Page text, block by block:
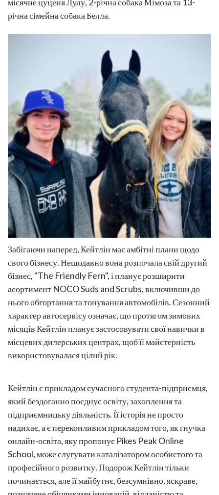
річна сімейна собака Белла.
Забігаючи наперед, Кейтлін має амбітні плани щодо
свого бізнесу. Нещодавно вона розпочала свій другий
бізнес, "The Friendly Fern", і планує розширити
асортимент NOCO Suds and Scrubs, включивши до
нього обгортання та тонування автомобілів. Сезонний
характер автосервісу означає, що протягом зимових
місяців Кейтлін планує застосовувати свої навички в
місцевих дилерських центрах, щоб її майстерність
використовувалася цілий рік.
Кейтлін є прикладом сучасного студента-підприємця,
який бездоганно поєднує освіту, захоплення та
підприємницьку діяльність. Її історія не просто
надихає, а є переконливим прикладом того, як гнучка
онлайн-освіта, яку пропонує Pikes Peak Online
School, може слугувати каталізатором особистого та
професійного розвитку. Подорож Кейтлін тільки
починається, але її майбутнє, безсумнівно, яскраве,